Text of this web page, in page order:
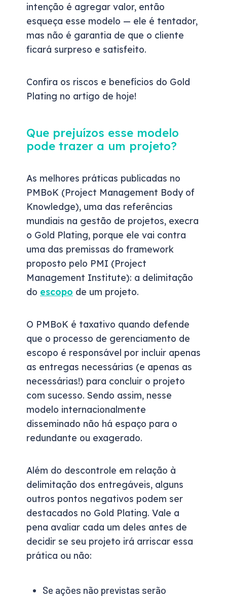
intenção é agregar valor, então
esqueça esse modelo — ele é tentador,
mas não é garantia de que o cliente
ficará surpreso e satisfeito.
Confira os riscos e benefícios do Gold
Plating no artigo de hoje!
Que prejuízos esse modelo
pode trazer a um projeto?
As melhores práticas publicadas no
PMBoK (Project Management Body of
Knowledge), uma das referências
mundiais na gestão de projetos, execra
o Gold Plating, porque ele vai contra
uma das premissas do framework
proposto pelo PMI (Project
Management Institute): a delimitação
do escopo de um projeto.
O PMBoK é taxativo quando defende
que o processo de gerenciamento de
escopo é responsável por incluir apenas
as entregas necessárias (e apenas as
necessárias!) para concluir o projeto
com sucesso. Sendo assim, nesse
modelo internacionalmente
disseminado não há espaço para o
redundante ou exagerado.
Além do descontrole em relação à
delimitação dos entregáveis, alguns
outros pontos negativos podem ser
destacados no Gold Plating. Vale a
pena avaliar cada um deles antes de
decidir se seu projeto irá arriscar essa
prática ou não:
Se ações não previstas serão